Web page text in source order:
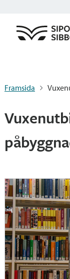
Framsida